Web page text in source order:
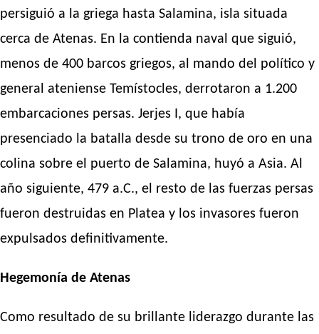
persiguió a la griega hasta Salamina, isla situada
cerca de Atenas. En la contienda naval que siguió,
menos de 400 barcos griegos, al mando del político y
general ateniense Temístocles, derrotaron a 1.200
embarcaciones persas. Jerjes I, que había
presenciado la batalla desde su trono de oro en una
colina sobre el puerto de Salamina, huyó a Asia. Al
año siguiente, 479 a.C., el resto de las fuerzas persas
fueron destruidas en Platea y los invasores fueron
expulsados definitivamente.
Hegemonía de Atenas
Como resultado de su brillante liderazgo durante las